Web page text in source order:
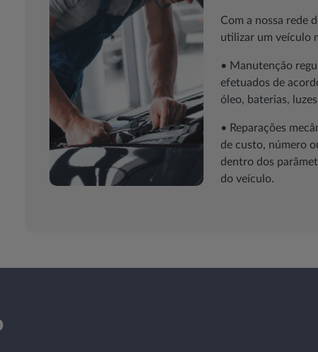
Com a nossa rede
utilizar um veículo
• Manutenção
efetuados de
óleo, baterias,
• Reparações
de custo, número
dentro dos
do veículo.